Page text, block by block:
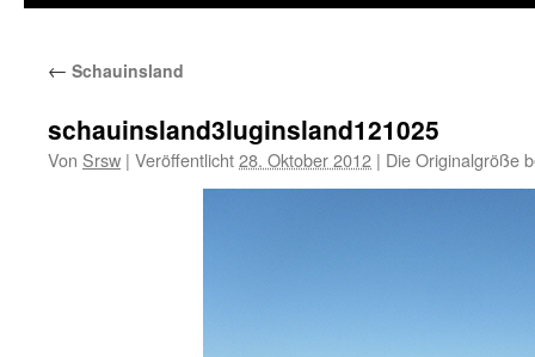
← Schauinsland
schauinsland3luginsland121025
Von Srsw | Veröffentlicht28. Oktober 2012 | Die Originalgröße